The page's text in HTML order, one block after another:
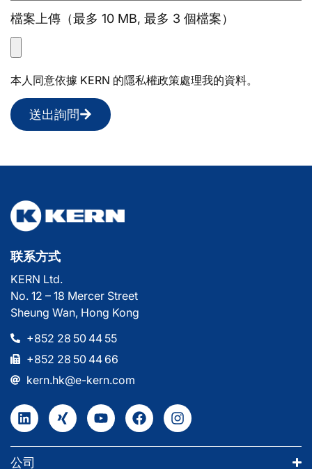
檔案上傳（最多 10 MB, 最多 3 個檔案）
本人同意依據 KERN 的隱私權政策處理我的資料。
送出詢問
联系方式
KERN Ltd.
No. 12 – 18 Mercer Street
Sheung Wan, Hong Kong
+852 28 50 44 55
+852 28 50 44 66
kern.hk@e-kern.com
公司